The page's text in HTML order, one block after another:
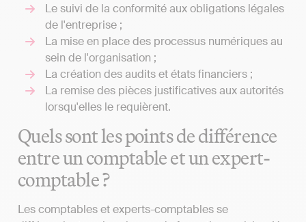
Le suivi de la conformité aux obligations légales
de l'entreprise ;
La mise en place des processus numériques au
sein de l'organisation ;
La création des audits et états financiers ;
La remise des pièces justificatives aux autorités
lorsqu'elles le requièrent.
Quels sont les points de différence
entre un comptable et un expert-
comptable ?
Les comptables et experts-comptables se